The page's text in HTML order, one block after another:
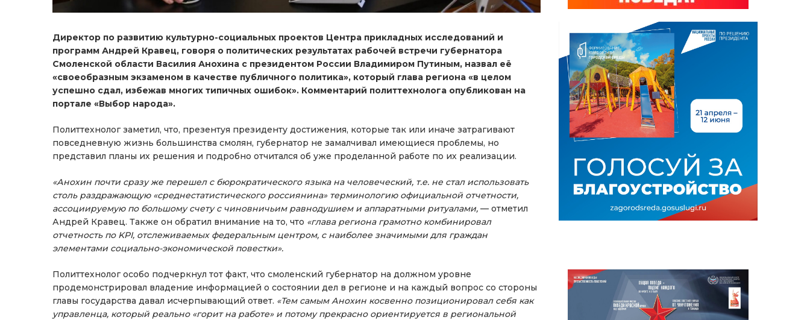
Директор по развитию культурно-социальных проектов Центра прикладных исследований и
программ Андрей Кравец, говоря о политических результатах рабочей встречи губернатора
Смоленской области Василия Анохина с президентом России Владимиром Путиным, назвал её
«своеобразным экзаменом в качестве публичного политика», который глава региона «в целом
успешно сдал, избежав многих типичных ошибок». Комментарий политтехнолога опубликован на
портале «Выбор народа».
Политтехнолог заметил, что, презентуя президенту достижения, которые так или иначе затрагивают
повседневную жизнь большинства смолян, губернатор не замалчивал имеющиеся проблемы, но
представил планы их решения и подробно отчитался об уже проделанной работе по их реализации.
«Анохин почти сразу же перешел с бюрократического языка на человеческий, т.е. не стал использовать
столь раздражающую «среднестатистического россиянина» терминологию официальной отчетности,
ассоциируемую по большому счету с чиновничьим равнодушием и аппаратными ритуалами, — отметил
Андрей Кравец. Также он обратил внимание на то, что «глава региона грамотно комбинировал
отчетность по KPI, отслеживаемых федеральным центром, с наиболее значимыми для граждан
элементами социально-экономической повестки».
Политтехнолог особо подчеркнул тот факт, что смоленский губернатор на должном уровне
продемонстрировал владение информацией о состоянии дел в регионе и на каждый вопрос со стороны
главы государства давал исчерпывающий ответ. «Тем самым Анохин косвенно позиционировал себя как
управленца, который реально «горит на работе» и потому прекрасно ориентируется в региональной